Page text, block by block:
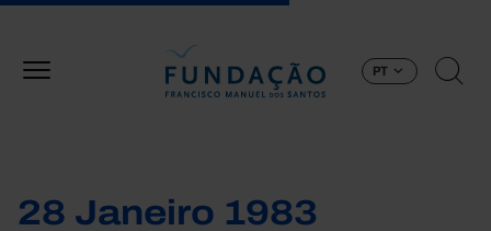
PT
28 Janeiro 1983